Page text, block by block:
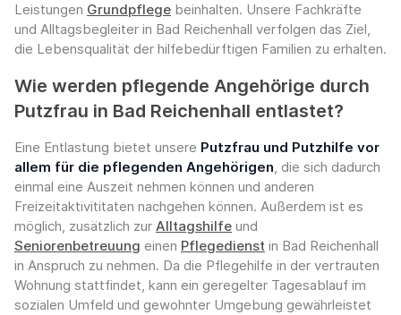
Leistungen Grundpflege beinhalten. Unsere Fachkräfte
und Alltagsbegleiter in Bad Reichenhall verfolgen das Ziel,
die Lebensqualität der hilfebedürftigen Familien zu erhalten.
Wie werden pflegende Angehörige durch
Putzfrau in Bad Reichenhall entlastet?
Eine Entlastung bietet unsere Putzfrau und Putzhilfe vor
allem für die pflegenden Angehörigen, die sich dadurch
einmal eine Auszeit nehmen können und anderen
Freizeitaktivititaten nachgehen können. Außerdem ist es
möglich, zusätzlich zur Alltagshilfe und
Seniorenbetreuung einen Pflegedienst in Bad Reichenhall
in Anspruch zu nehmen. Da die Pflegehilfe in der vertrauten
Wohnung stattfindet, kann ein geregelter Tagesablauf im
sozialen Umfeld und gewohnter Umgebung gewährleistet